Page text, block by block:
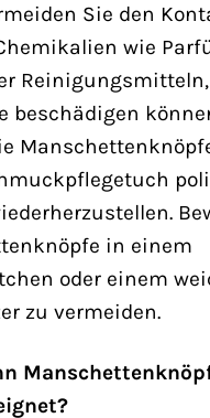
Sie den
wie
beschädigen
in einem
oder einem
zu vermeiden.